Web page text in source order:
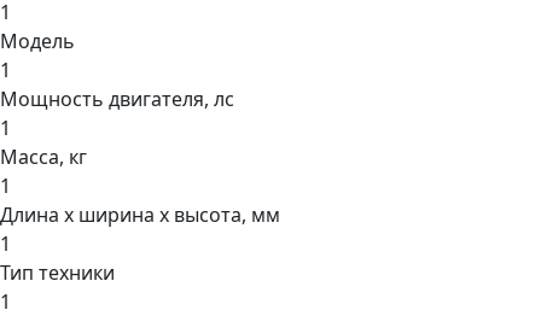
1
Модель
1
Мощнocть двигaтеля, лс
1
Масса, кг
1
Длина х ширина х высота, мм
1
Тип техники
1